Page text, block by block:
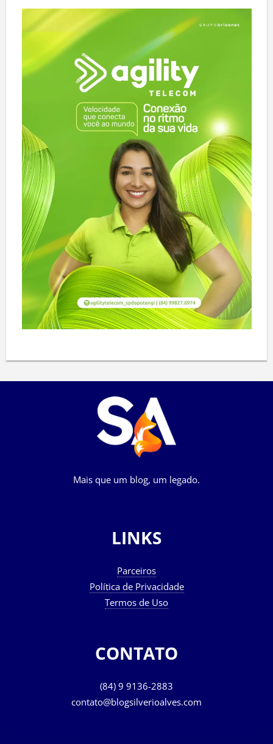
Mais que um blog, um legado.
LINKS
Parceiros
Política de Privacidade
Termos de Uso
CONTATO
(84) 9 9136-2883
contato@blogsilverioalves.com